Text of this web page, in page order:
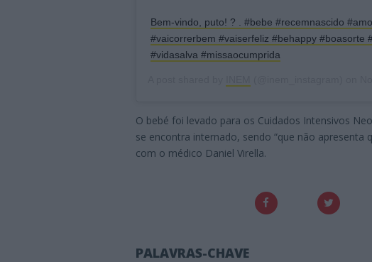
Bem-vindo, puto! ? . #bebe #recemnascido
#vaicorrerbem #vaiserfeliz #behappy #boasorte
#vidasalva #missaocumprida
O bebé foi levado para os Cuidados Intensivos
se encontra internado, sendo “que não apresenta
com o médico Daniel Virella.
PALAVRAS-CHAVE